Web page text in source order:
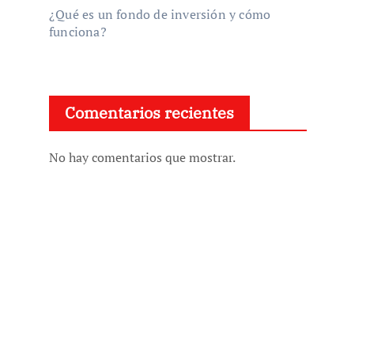
¿Qué es un fondo de inversión y cómo
funciona?
Comentarios recientes
No hay comentarios que mostrar.